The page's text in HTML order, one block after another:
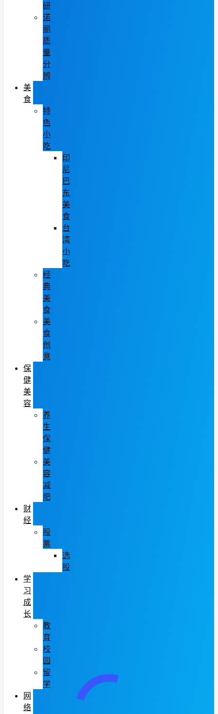
研
诺
丽
质
量
分
辨
美
食
特
色
小
吃
印
尼
巴
东
美
食
台
湾
小
吃
经
典
美
食
美
食
创
意
保
健
美
容
养
生
保
健
美
容
减
肥
财
经
股
票
选
股
学
习
成
长
教
育
校
园
留
学
网
络